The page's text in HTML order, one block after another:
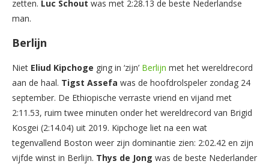
zetten. Luc Schout was met 2:28.13 de beste Nederlandse
man.
Berlijn
Niet Eliud Kipchoge ging in ‘zijn’ Berlijn met het wereldrecord
aan de haal. Tigst Assefa was de hoofdrolspeler zondag 24
september. De Ethiopische verraste vriend en vijand met
2:11.53, ruim twee minuten onder het wereldrecord van Brigid
Kosgei (2:14.04) uit 2019. Kipchoge liet na een wat
tegenvallend Boston weer zijn dominantie zien: 2:02.42 en zijn
vijfde winst in Berlijn. Thys de Jong was de beste Nederlander